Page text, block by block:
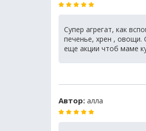
Супер агрегат, как
печенье, хрен , овощи.
еще акции чтоб маме
Автор: алла